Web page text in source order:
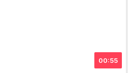
00:55